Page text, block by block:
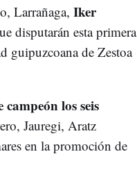
Larrañaga, Iker
disputarán esta primera
guipuzcoana de Zestoa
los seis
Jauregi, Aratz
en la promoción de